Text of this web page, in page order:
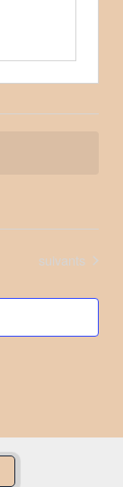
Évènements
suivants